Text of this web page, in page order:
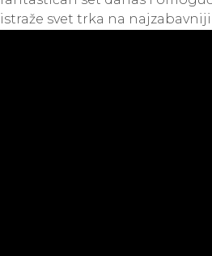
istraže svet trka na